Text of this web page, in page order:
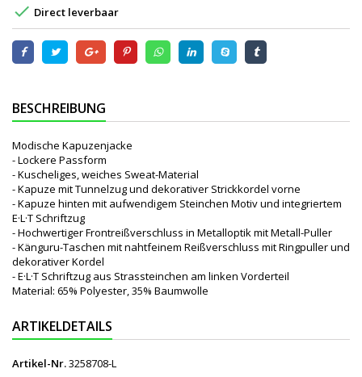
 Direct leverbaar
BESCHREIBUNG
Modische Kapuzenjacke
- Lockere Passform
- Kuscheliges, weiches Sweat-Material
- Kapuze mit Tunnelzug und dekorativer Strickkordel vorne
- Kapuze hinten mit aufwendigem Steinchen Motiv und integriertem
E·L·T Schriftzug
- Hochwertiger Frontreißverschluss in Metalloptik mit Metall-Puller
- Känguru-Taschen mit nahtfeinem Reißverschluss mit Ringpuller und
dekorativer Kordel
- E·L·T Schriftzug aus Strassteinchen am linken Vorderteil
Material: 65% Polyester, 35% Baumwolle
ARTIKELDETAILS
Artikel-Nr.3258708-L